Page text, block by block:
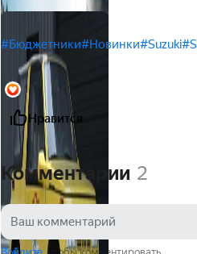
#Бюджетники#Новинки#Suzuki
1
Нравится
Комментарии 2